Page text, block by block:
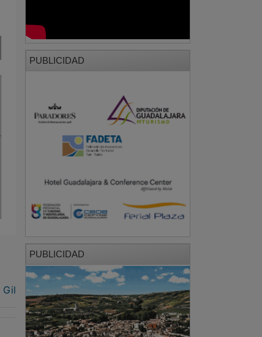
Gil
PUBLICIDAD
PUBLICIDAD